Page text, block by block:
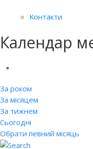
Контакти
Календар
За роком
За місяцем
За тижнем
Сьогодні
Обрати певний місяць